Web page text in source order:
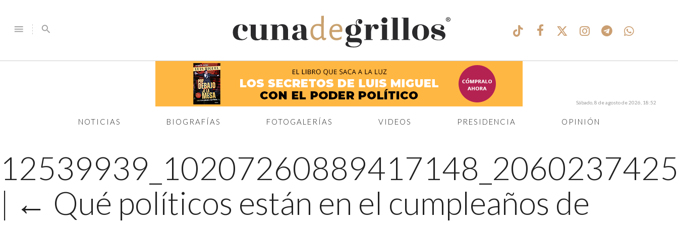
menu search
®
NOTICIAS BIOGRAFÍAS FOTOGALERÍAS VIDEOS PRESIDENCIA OPINIÓN
Sábado, 8 de agosto de 2026, 18:52
| ← Qué políticos están en el cumpleaños de